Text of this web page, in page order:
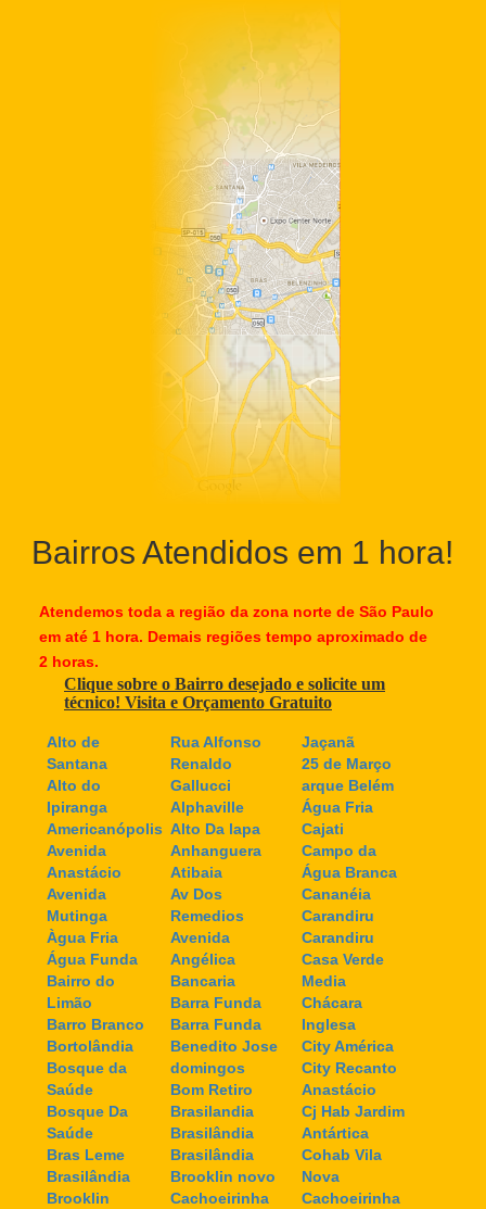
Bairros Atendidos em 1 hora!
Atendemos toda a região da zona norte de São Paulo
em até 1 hora. Demais regiões tempo aproximado de
2 horas.
Clique sobre o Bairro desejado e solicite um
técnico! Visita e Orçamento Gratuito
Alto de
Santana
Alto do
Ipiranga
Americanópolis
Avenida
Anastácio
Avenida
Mutinga
Àgua Fria
Água Funda
Bairro do
Limão
Barro Branco
Bortolândia
Bosque da
Saúde
Bosque Da
Saúde
Bras Leme
Brasilândia
Brooklin
Rua Alfonso
Renaldo
Gallucci
Alphaville
Alto Da lapa
Anhanguera
Atibaia
Av Dos
Remedios
Avenida
Angélica
Bancaria
Barra Funda
Barra Funda
Benedito Jose
domingos
Bom Retiro
Brasilandia
Brasilândia
Brasilândia
Brooklin novo
Cachoeirinha
Jaçanã
25 de Março
arque Belém
Água Fria
Cajati
Campo da
Água Branca
Cananéia
Carandiru
Carandiru
Casa Verde
Media
Chácara
Inglesa
City América
City Recanto
Anastácio
Cj Hab Jardim
Antártica
Cohab Vila
Nova
Cachoeirinha